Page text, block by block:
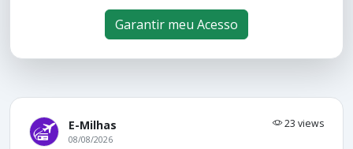
Garantir meu Acesso
E-Milhas 23 views
08/08/2026